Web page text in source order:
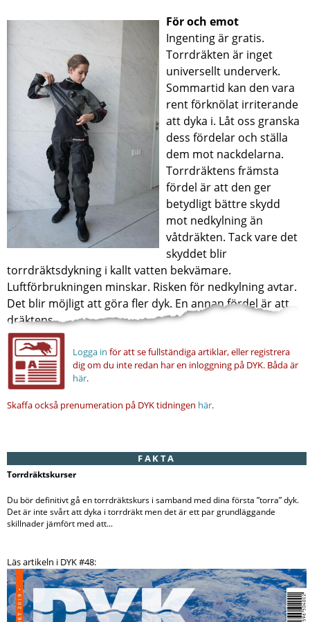
För och emot
Ingenting är gratis.
Torrdräkten är inget
universellt underverk.
Sommartid kan den vara
rent förknölat irriterande
att dyka i. Låt oss granska
dess fördelar och ställa
dem mot nackdelarna.
Torrdräktens främsta
fördel är att den ger
betydligt bättre skydd
mot nedkylning än
våtdräkten. Tack vare det
skyddet blir
torrdräktsdykning i kallt vatten bekvämare.
Luftförbrukningen minskar. Risken för nedkylning avtar.
Det blir möjligt att göra fler dyk. En annan fördel är att
dräktens...
Logga in för att se fullständiga artiklar, eller registrera
dig om du inte redan har en inloggning på DYK. Båda är
här.
Skaffa också prenumeration på DYK tidningen här.
FAKTA
Torrdräktskurser
Du bör definitivt gå en torrdräktskurs i samband med dina första ”torra” dyk.
Det är inte svårt att dyka i torrdräkt men det är ett par grundläggande
skillnader jämfört med att...
Läs artikeln i DYK #48: